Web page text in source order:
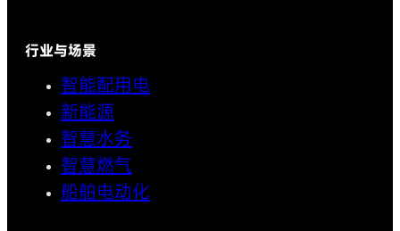
行业与场景
智能配用电
新能源
智慧水务
智慧燃气
船舶电动化